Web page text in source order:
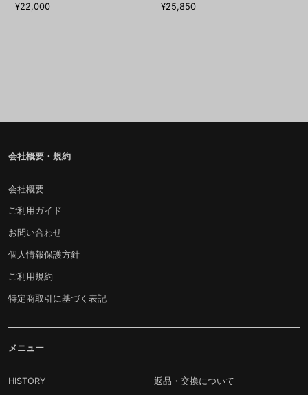
¥22,000
¥25,850
会社概要・規約
会社概要
ご利用ガイド
お問い合わせ
個人情報保護方針
ご利用規約
特定商取引に基づく表記
メニュー
HISTORY 返品・交換について